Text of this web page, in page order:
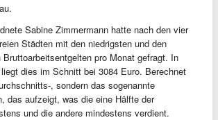
Sabine Zimmermann hatte nach den vier
Städten mit den niedrigsten und den
pro Monat gefragt. In
dies im Schnitt bei 3084 Euro. Berechnet
, sondern das sogenannte
das aufzeigt, was die eine Hälfte der
und die andere mindestens verdient.